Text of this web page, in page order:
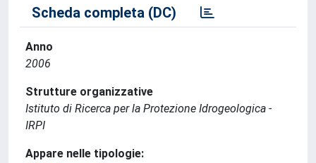
Scheda completa (DC)
Anno
2006
Strutture organizzative
Istituto di Ricerca per la Protezione Idrogeologica -
IRPI
Appare nelle tipologie: